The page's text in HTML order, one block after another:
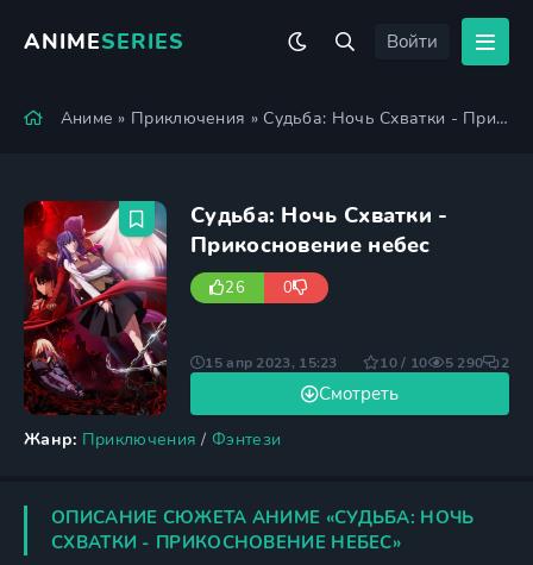
ANIMESERIES Войти
Аниме » Приключения » Судьба: Ночь Схватки - Прикосновение небес
Судьба: Ночь Схватки -
Прикосновение небес
26 0
Жанр: Приключения / Фэнтези
Смотреть
15 апр 2023, 15:23 10 / 10 5 290 2
ОПИСАНИЕ СЮЖЕТА АНИМЕ «СУДЬБА: НОЧЬ
СХВАТКИ - ПРИКОСНОВЕНИЕ НЕБЕС»